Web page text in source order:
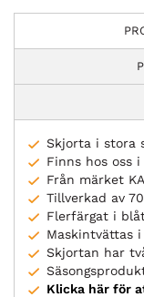
Skjorta i stora
Finns hos oss i
Från märket
Tillverkad av
Flerfärgat i
Maskintvättas i
Skjortan har
Klicka här för